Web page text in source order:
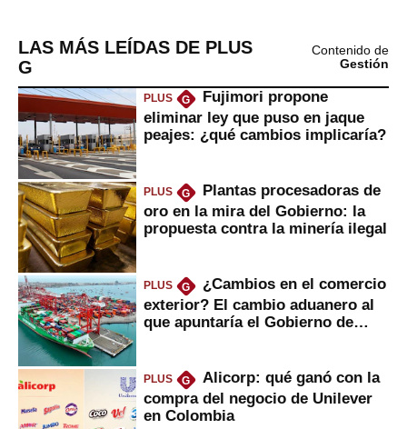
LAS MÁS LEÍDAS DE PLUS
G
Contenido de
Gestión
PLUS G
Fujimori propone
eliminar ley que puso en jaque
peajes: ¿qué cambios implicaría?
PLUS G
Plantas procesadoras de
oro en la mira del Gobierno: la
propuesta contra la minería ilegal
PLUS G
¿Cambios en el comercio
exterior? El cambio aduanero al
que apuntaría el Gobierno de
PLUS G
Alicorp: qué ganó con la
compra del negocio de Unilever
en Colombia